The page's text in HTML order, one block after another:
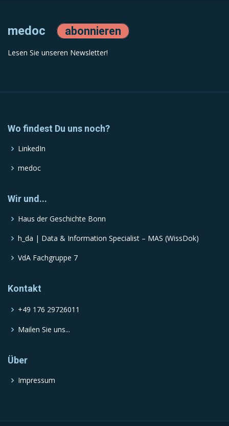
medoc abonnieren
Lesen Sie unseren Newsletter!
Wo findest Du uns noch?
LinkedIn
medoc
Wir und...
Haus der Geschichte Bonn
h_da | Data & Information Specialist – MAS (WissDok)
VdA Fachgruppe 7
Kontakt
+49 176 29726011
Mailen Sie uns...
Über
Impressum